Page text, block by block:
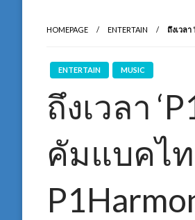
HOMEPAGE ENTERTAIN ถึงเวลา
ENTERTAIN MUSIC
ถึงเวลา
คัมแบคไ